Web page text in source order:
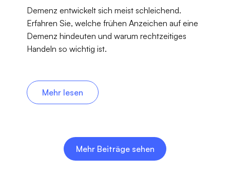
Demenz entwickelt sich meist schleichend.
Erfahren Sie, welche frühen Anzeichen auf eine
Demenz hindeuten und warum rechtzeitiges
Handeln so wichtig ist.
Mehr lesen
Mehr Beiträge sehen